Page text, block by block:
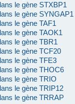
le gène STXBP1
le gène SYNGAP1
le gène TAF1
le gène TAOK1
le gène TBR1
le gène TCF20
le gène TFE3
le gène THOC6
le gène TRIO
le gène TRIP12
le gène TRRAP